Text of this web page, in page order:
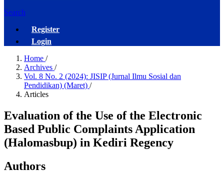
Search
Register
Login
Home /
Archives /
Vol. 8 No. 2 (2024): JISIP (Jurnal Ilmu Sosial dan
Pendidikan) (Maret) /
Articles
Evaluation of the Use of the Electronic
Based Public Complaints Application
(Halomasbup) in Kediri Regency
Authors